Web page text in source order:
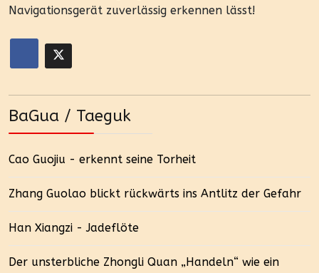
Navigationsgerät zuverlässig erkennen lässt!
BaGua / Taeguk
Cao Guojiu - erkennt seine Torheit
Zhang Guolao blickt rückwärts ins Antlitz der Gefahr
Han Xiangzi - Jadeflöte
Der unsterbliche Zhongli Quan „Handeln“ wie ein